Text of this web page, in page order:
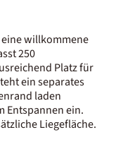
willkommene
250
Platz für
ein separates
laden
Entspannen ein.
Liegefläche.